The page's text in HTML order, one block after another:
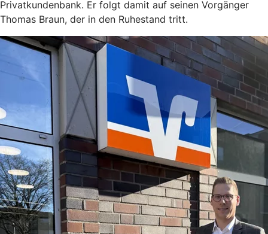
Privatkundenbank. Er folgt damit auf seinen Vorgänger
Thomas Braun, der in den Ruhestand tritt.